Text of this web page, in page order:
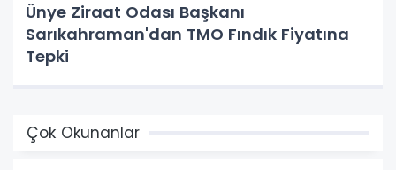
Ünye Ziraat Odası Başkanı
Sarıkahraman'dan TMO Fındık Fiyatına
Tepki
Çok Okunanlar